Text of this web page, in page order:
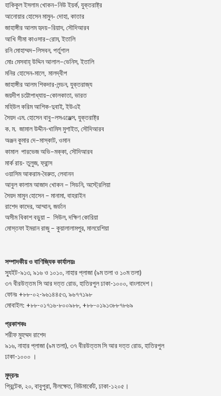
হাকিকুল ইসলাম খোকন–নিউ ইয়র্ক, যুক্তরাষ্ট্র
আনোয়ার হোসেন মামুন- দোহা, কাতার
জাহাঙ্গীর আলম হৃদয়–রিয়াদ, সৌদিআরব
আখি সীমা কাওসার–রোম,ইতালি
রনি মোহাম্মদ–লিসবন, পর্তুগাল
মোঃ মেসবাহ্ উদ্দিন আলাল–ভেনিস,ইতালি
মনির হোসেন-মালে, মালদ্বীপ
জাহাঙ্গীর আলম শিকদার-লন্ডন, যুক্তরাজ্য
জয়দীপ চট্টোপাধ্যায়–কোলকাতা, ভারত
মহিউল করিম আশিক-দুবাই, ইউএই
সৈয়দ এম. হোসেন বাবু–লসএঞ্জেল্স, যুক্তরাষ্ট্র
ক. ম. জামাল উদ্দীন-খামিস মুশাইত, সৌদিআরব
অঞ্জন কুমার দে–মাস্কাট, ওমান
কামাল পারভেজ অভি–মক্কা, সৌদিআরব
মার্ক রায়- তুলুজ, ফ্রান্স
ওয়াসিম আকরাম-বৈরুত, লেবানন
আবুল কালাম আজাদ খোকন – সিডনি, অস্ট্রেলিয়া
সৈয়দ মামুন হোসেন – মানামা, বাহরাইন
রাশেদ কাদের, আম্মান, জর্ডান
অসীম বিকাশ বড়ুয়া – সিউল, দক্ষিণ কোরিয়া
মোস্তফা ইমরান রাজু – কুয়ালালামপুর, মালয়েশিয়া
সম্পাদকীয় ও বাণিজ্যিক কার্যালয়ঃ
স্যুইট-৯১৩, ৯১৬ ও ১০১০, নাহার প্লাজা (৯ম তলা ও ১০ম তলা)
৩৭ বীরউত্তম সি আর দত্ত রোড, হাতিরপুল ঢাকা-১০০০, বাংলাদেশ।
ফোনঃ +৮৮-০২-৯৬১৪৪৫৩, ৯৬৭৭১৯৮
মোবাইল: +৮৮-০১৭১৬-৮০০৯৮৮, +৮৮-০১৯১৩৮৮৭৮৬৯
প্রকাশকঃ
শরীফ মুহম্মদ রাশেদ
৯১৬, নাহার প্লাজা (৯ম তলা), ৩৭ বীরউত্তম সি আর দত্ত রোড, হাতিরপুল
ঢাকা-১০০০ ।
মুদ্রনঃ
প্রিন্টেক, ২০, বাবুপুরা, নীলক্ষেত, নিউমার্কেট, ঢাকা-১২০৫।